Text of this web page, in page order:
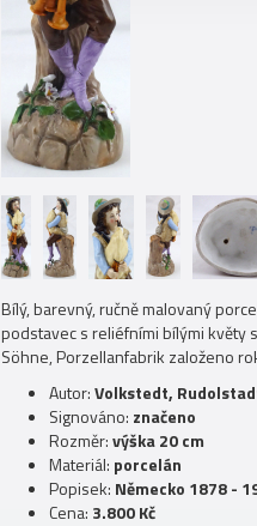
Bílý, barevný, ručně malovaný
podstavec s reliéfními bílými květy
Söhne, Porzellanfabrik založeno
Autor:Volkstedt,
Signováno: značeno
Rozměr:výška 20 cm
Materiál: porcelán
Popisek: Německo 1878 -
Cena: 3.800 Kč